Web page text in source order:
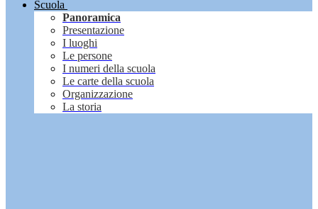
Scuola
Panoramica
Presentazione
I luoghi
Le persone
I numeri della scuola
Le carte della scuola
Organizzazione
La storia